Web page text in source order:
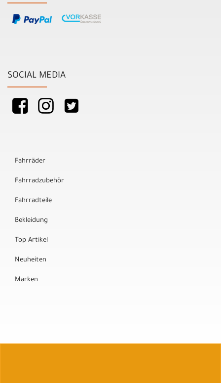
SOCIAL MEDIA
Fahrräder
Fahrradzubehör
Fahrradteile
Bekleidung
Top Artikel
Neuheiten
Marken